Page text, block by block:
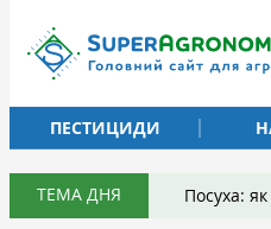
ПЕСТИЦИДИ
ТЕМА ДНЯ Посуха: